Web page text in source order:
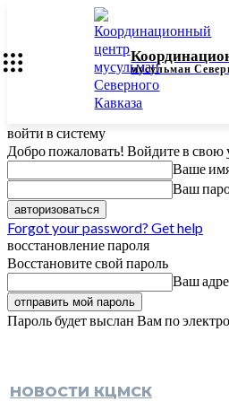
мусульман
войти в систему
Добро пожаловать! Войдите в свою
Ваше
Ваш
Forgot your password? Get help
восстановление пароля
Восстановите свой пароль
Ваш
Пароль будет выслан Вам по
НОВОСТИ КЦМСК